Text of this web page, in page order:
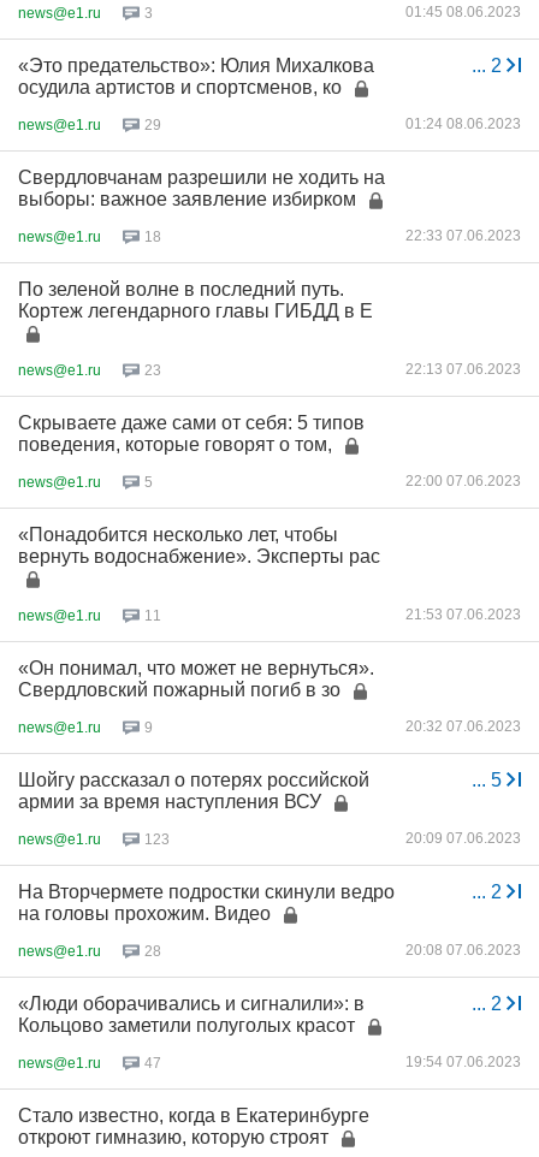
news@e1.ru 3 01:45 08.06.2023
... 2
«Это предательство»: Юлия Михалкова
осудила артистов и спортсменов, ко
news@e1.ru 29 01:24 08.06.2023
Свердловчанам разрешили не ходить на
выборы: важное заявление избирком
news@e1.ru 18 22:33 07.06.2023
По зеленой волне в последний путь.
Кортеж легендарного главы ГИБДД в Е
news@e1.ru 23 22:13 07.06.2023
Скрываете даже сами от себя: 5 типов
поведения, которые говорят о том,
news@e1.ru 5 22:00 07.06.2023
«Понадобится несколько лет, чтобы
вернуть водоснабжение». Эксперты рас
news@e1.ru 11 21:53 07.06.2023
«Он понимал, что может не вернуться».
Свердловский пожарный погиб в зо
news@e1.ru 9 20:32 07.06.2023
... 5
Шойгу рассказал о потерях российской
армии за время наступления ВСУ
news@e1.ru 123 20:09 07.06.2023
... 2
На Вторчермете подростки скинули ведро
на головы прохожим. Видео
news@e1.ru 28 20:08 07.06.2023
... 2
«Люди оборачивались и сигналили»: в
Кольцово заметили полуголых красот
news@e1.ru 47 19:54 07.06.2023
Стало известно, когда в Екатеринбурге
откроют гимназию, которую строят